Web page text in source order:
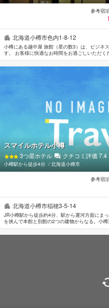
北海道小樽市色内1-8-12
小樽にある越中屋 旅館（星の数3）は、ビジネ
す。 お客様に快適なお時間をお過ごしいただ
には全室Wi-Fi無料, 荷物預かり所, Wi-Fi（共有
ビスをご用意しています。 ごゆっくりとお休
かな空間に仕上がっており、ルームタイプに
クス（客室内）が備えられています。 当施設
参考宿
北海道小樽市稲穂3-5-14
JR小樽駅から徒歩約4分、駅から運河方面にま
を挟んで本館と別館の2つの建物からなる。小
スマイルホテル小樽
3つ星ホテル クチコミ評価 7.4
小樽駅から徒歩4分 ⁄北海道小樽市
参考宿